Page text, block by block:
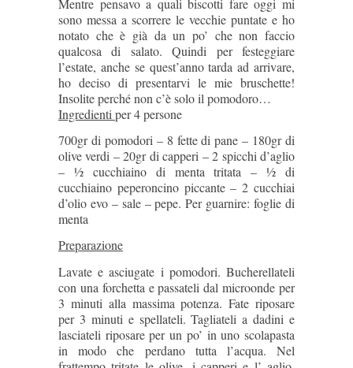
sono messa a scorrere le vecchie puntate e ho
notato che è già da un po’ che non faccio
qualcosa di salato.Quindi per festeggiare
l’estate, anche se quest’anno tarda ad arrivare,
ho deciso di presentarvi le mie bruschette!
Insolite perché non c’è solo il pomodoro…
Ingredienti per 4 persone
700gr di pomodori – 8 fette di pane – 180gr di
olive verdi – 20gr di capperi – 2 spicchi d’aglio
– ½ cucchiaino di menta tritata – ½ di
cucchiaino peperoncino piccante – 2 cucchiai
d’olio evo – sale – pepe.Per guarnire: foglie di
menta
Preparazione
Lavate e asciugate i pomodori. Bucherellateli
con una forchetta e passateli dal microonde per
3 minuti alla massima potenza. Fate riposare
per 3 minuti e spellateli. Tagliateli a dadini e
lasciateli riposare per un po’ in uno scolapasta
in modo che perdano tutta l’acqua. Nel